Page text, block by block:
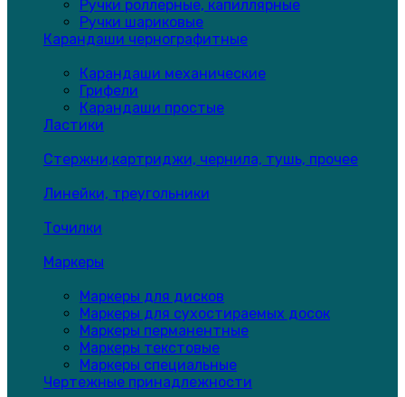
Ручки роллерные, капиллярные
Ручки шариковые
Карандаши чернографитные
Карандаши механические
Грифели
Карандаши простые
Ластики
Стержни,картриджи, чернила, тушь, прочее
Линейки, треугольники
Точилки
Маркеры
Маркеры для дисков
Маркеры для сухостираемых досок
Маркеры перманентные
Маркеры текстовые
Маркеры специальные
Чертежные принадлежности